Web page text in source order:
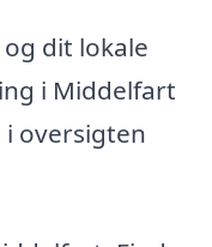
dit lokale
i Middelfart
oversigten